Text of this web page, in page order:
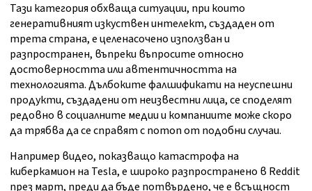
Тази категория обхваща ситуации, при които
генеративният изкуствен интелект, създаден от
трета страна, е целенасочено използван и
разпространен, въпреки въпросите относно
достоверността или автентичността на
технологията. Дълбоките фалшификати на неуспешни
продукти, създадени от неизвестни лица, се споделят
редовно в социалните медии и компаниите може скоро
да трябва да се справят с потоп от подобни случаи.
Например видео, показващо катастрофа на
киберкамион на Tesla, е широко разпространено в Reddit
през март, преди да бъде потвърдено, че е всъщност